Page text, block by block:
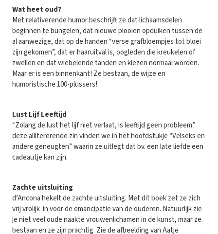
Wat heet oud?
Met relativerende humor beschrijft ze dat lichaamsdelen
beginnen te bungelen, dat nieuwe plooien opduiken tussen de
al aanwezige, dat op de handen “verse grafbloempjes tot bloei
zijn gekomen”, dat er haaruitval is, oogleden die kreukelen of
zwellen en dat wiebelende tanden en kiezen normaal worden.
Maar er is een binnenkant! Ze bestaan, de wijze en
humoristische 100-plussers!
Lust Lijf Leeftijd
“Zolang de lust het lijf niet verlaat, is leeftijd geen probleem”
deze allitererende zin vinden we in het hoofdstukje “Velseks en
andere geneugten” waarin ze uitlegt dat bv. een late liefde een
cadeautje kan zijn.
Zachte uitsluiting
d’Ancona hekelt de zachte uitsluiting. Met dit boek zet ze zich
vrij vrolijk in voor de emancipatie van de ouderen. Natuurlijk zie
je niet veel oude naakte vrouwenlichamen in de kunst, maar ze
bestaan en ze zijn prachtig. Zie de afbeelding van Aatje